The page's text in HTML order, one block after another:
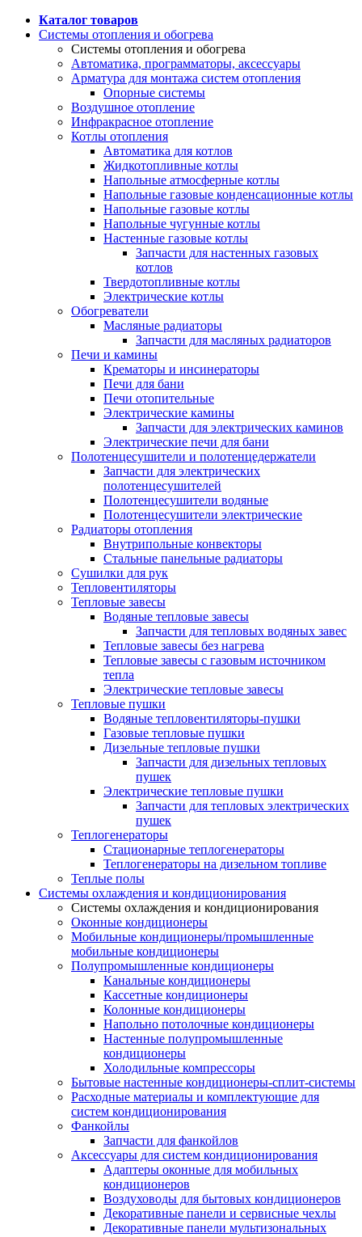
Каталог товаров
Системы отопления и обогрева
Системы отопления и обогрева
Автоматика, программаторы, аксессуары
Арматура для монтажа систем отопления
Опорные системы
Воздушное отопление
Инфракрасное отопление
Котлы отопления
Автоматика для котлов
Жидкотопливные котлы
Напольные атмосферные котлы
Напольные газовые конденсационные котлы
Напольные газовые котлы
Напольные чугунные котлы
Настенные газовые котлы
Запчасти для настенных газовых
котлов
Твердотопливные котлы
Электрические котлы
Обогреватели
Масляные радиаторы
Запчасти для масляных радиаторов
Печи и камины
Крематоры и инсинераторы
Печи для бани
Печи отопительные
Электрические камины
Запчасти для электрических каминов
Электрические печи для бани
Полотенцесушители и полотенцедержатели
Запчасти для электрических
полотенцесушителей
Полотенцесушители водяные
Полотенцесушители электрические
Радиаторы отопления
Внутрипольные конвекторы
Стальные панельные радиаторы
Сушилки для рук
Тепловентиляторы
Тепловые завесы
Водяные тепловые завесы
Запчасти для тепловых водяных завес
Тепловые завесы без нагрева
Тепловые завесы с газовым источником
тепла
Электрические тепловые завесы
Тепловые пушки
Водяные тепловентиляторы-пушки
Газовые тепловые пушки
Дизельные тепловые пушки
Запчасти для дизельных тепловых
пушек
Электрические тепловые пушки
Запчасти для тепловых электрических
пушек
Теплогенераторы
Cтационарные теплогенераторы
Теплогенераторы на дизельном топливе
Теплые полы
Системы охлаждения и кондиционирования
Системы охлаждения и кондиционирования
Оконные кондиционеры
Мобильные кондиционеры/промышленные
мобильные кондиционеры
Полупромышленные кондиционеры
Канальные кондиционеры
Кассетные кондиционеры
Колонные кондиционеры
Напольно потолочные кондиционеры
Настенные полупромышленные
кондиционеры
Холодильные компрессоры
Бытовые настенные кондиционеры-сплит-системы
Расходные материалы и комплектующие для
систем кондиционирования
Фанкойлы
Запчасти для фанкойлов
Аксессуары для систем кондиционирования
Адаптеры оконные для мобильных
кондиционеров
Воздуховоды для бытовых кондиционеров
Декоративные панели и сервисные чехлы
Декоративные панели мультизональных